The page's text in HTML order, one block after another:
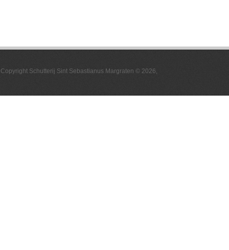
Copyright Schutterij Sint Sebastianus Margraten © 2026,